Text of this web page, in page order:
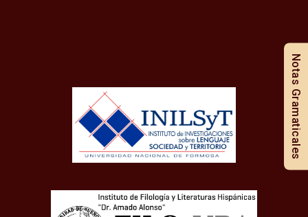
Notas Gramaticales